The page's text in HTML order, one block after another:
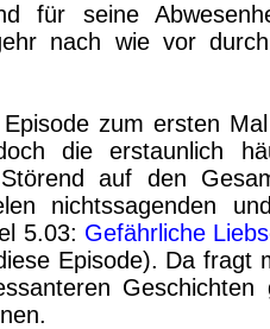
für seine
nach wie vor
zum ersten
die erstaunlich
auf den
nichtssagenden
5.03: Gefährliche
Episode). Da fragt